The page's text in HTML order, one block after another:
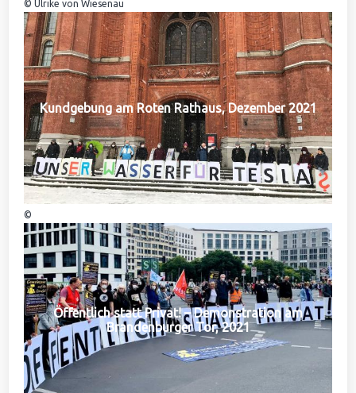
© Ulrike von Wiesenau
Kundgebung am Roten Rathaus, Dezember 2021
©
Öffentlich statt Privat! – Demonstration am
Brandenburger Tor, 2021